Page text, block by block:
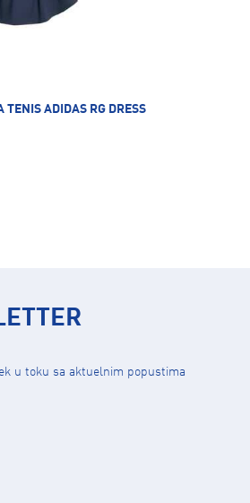
ADIDAS RG DRESS
u toku sa aktuelnim popustima